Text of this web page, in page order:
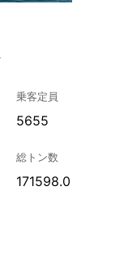
乗客定員
5655
総トン数
171598.0